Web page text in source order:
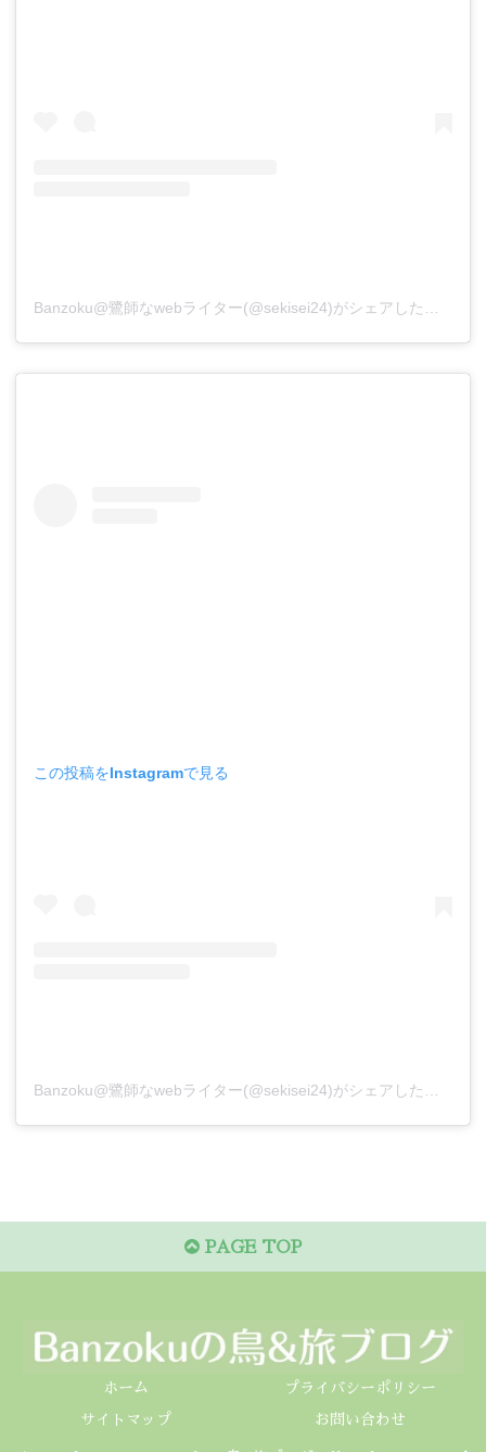
この投稿をInstagramで見る
PAGE TOP
ホーム プライバシーポリシー
サイトマップ お問い合わせ